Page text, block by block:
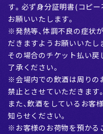
す。必ず身分証明書(コピ
お願いいたします。
※発熱等、体調不良の症状
だきますようお願いいたし
その場合のチケット払い戻
了承ください。
※会場内での飲酒は周りの
禁止とさせていただきます。
また、飲酒をしているお客
知らせください。
※お客様のお荷物を預かる